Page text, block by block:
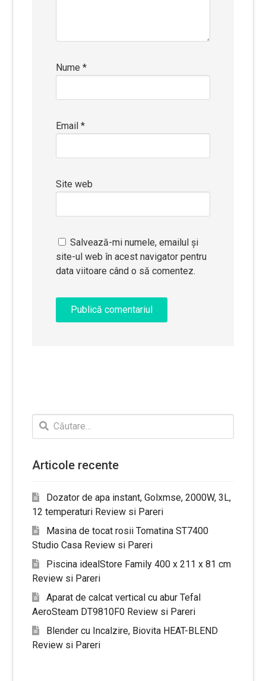
Nume*
Email*
Site web
Salvează-mi numele, emailul și
site-ul web în acest navigator pentru
data viitoare când o să comentez.
Caută
după:
Articole recente
Dozator de apa instant, Golxmse, 2000W, 3L,
12 temperaturi Review si Pareri
Masina de tocat rosii Tomatina ST7400
Studio Casa Review si Pareri
Piscina idealStore Family 400 x 211 x 81 cm
Review si Pareri
Aparat de calcat vertical cu abur Tefal
AeroSteam DT9810F0 Review si Pareri
Blender cu Incalzire, Biovita HEAT-BLEND
Review si Pareri